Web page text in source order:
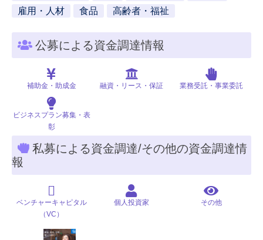
雇用・人材
食品 高齢者・福祉
公募による資金調達情報
補助金・助成金 融資・リース・保証 業務受託・事業委託
ビジネスプラン募集・表
彰
私募による資金調達/その他の資金調達情
報
ベンチャーキャピタル
（VC）
個人投資家 その他